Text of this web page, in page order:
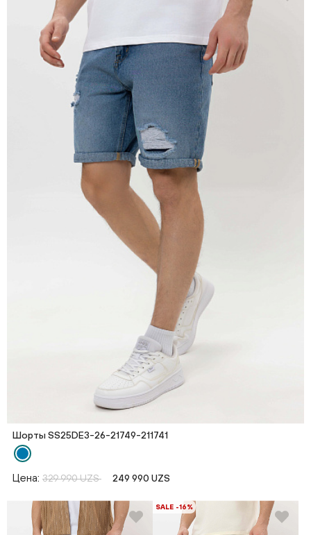
Шорты SS25DE3-26-21749-211741
Цена: 329 990 UZS 249 990 UZS
SALE -16%